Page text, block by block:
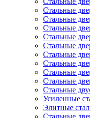
Стальные
Стальные
Стальные
Стальные
Стальные
Стальные
Стальные
Стальные
Стальные
Стальные
Усиленные
Элитные
Стальные
Если вы не хотите,
настройте